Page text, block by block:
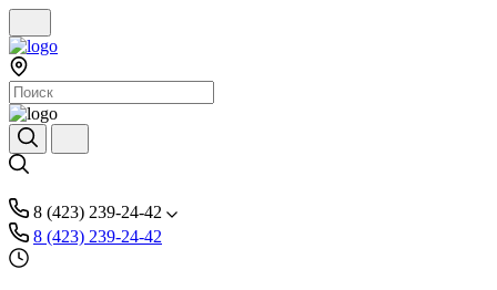
8 (423) 239-24-42
8 (423) 239-24-42